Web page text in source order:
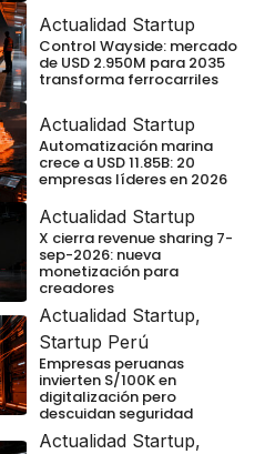
Actualidad Startup
Control Wayside: mercado
de USD 2.950M para 2035
transforma ferrocarriles
Actualidad Startup
Automatización marina
crece a USD 11.85B: 20
empresas líderes en 2026
Actualidad Startup
X cierra revenue sharing 7-
sep-2026: nueva
monetización para
creadores
Actualidad Startup,
Startup Perú
Empresas peruanas
invierten S/100K en
digitalización pero
descuidan seguridad
Actualidad Startup,